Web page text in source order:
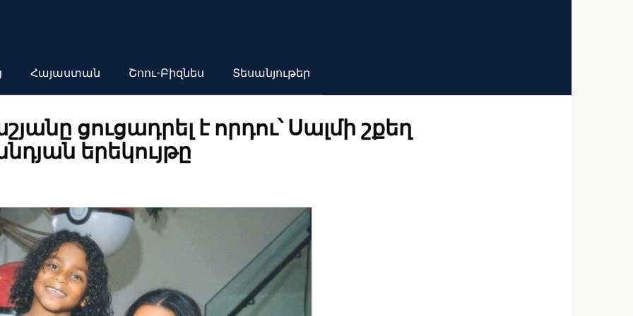
Հայաստան Շոու-Բիզնես Տեսանյութեր
ցուցադրել է որդու՝ Սալմի շքեղ
երեկույթը